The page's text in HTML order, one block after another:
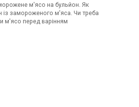
м'ясо на бульйон. Як
із замороженого м'яса. Чи треба
м'ясо перед варінням